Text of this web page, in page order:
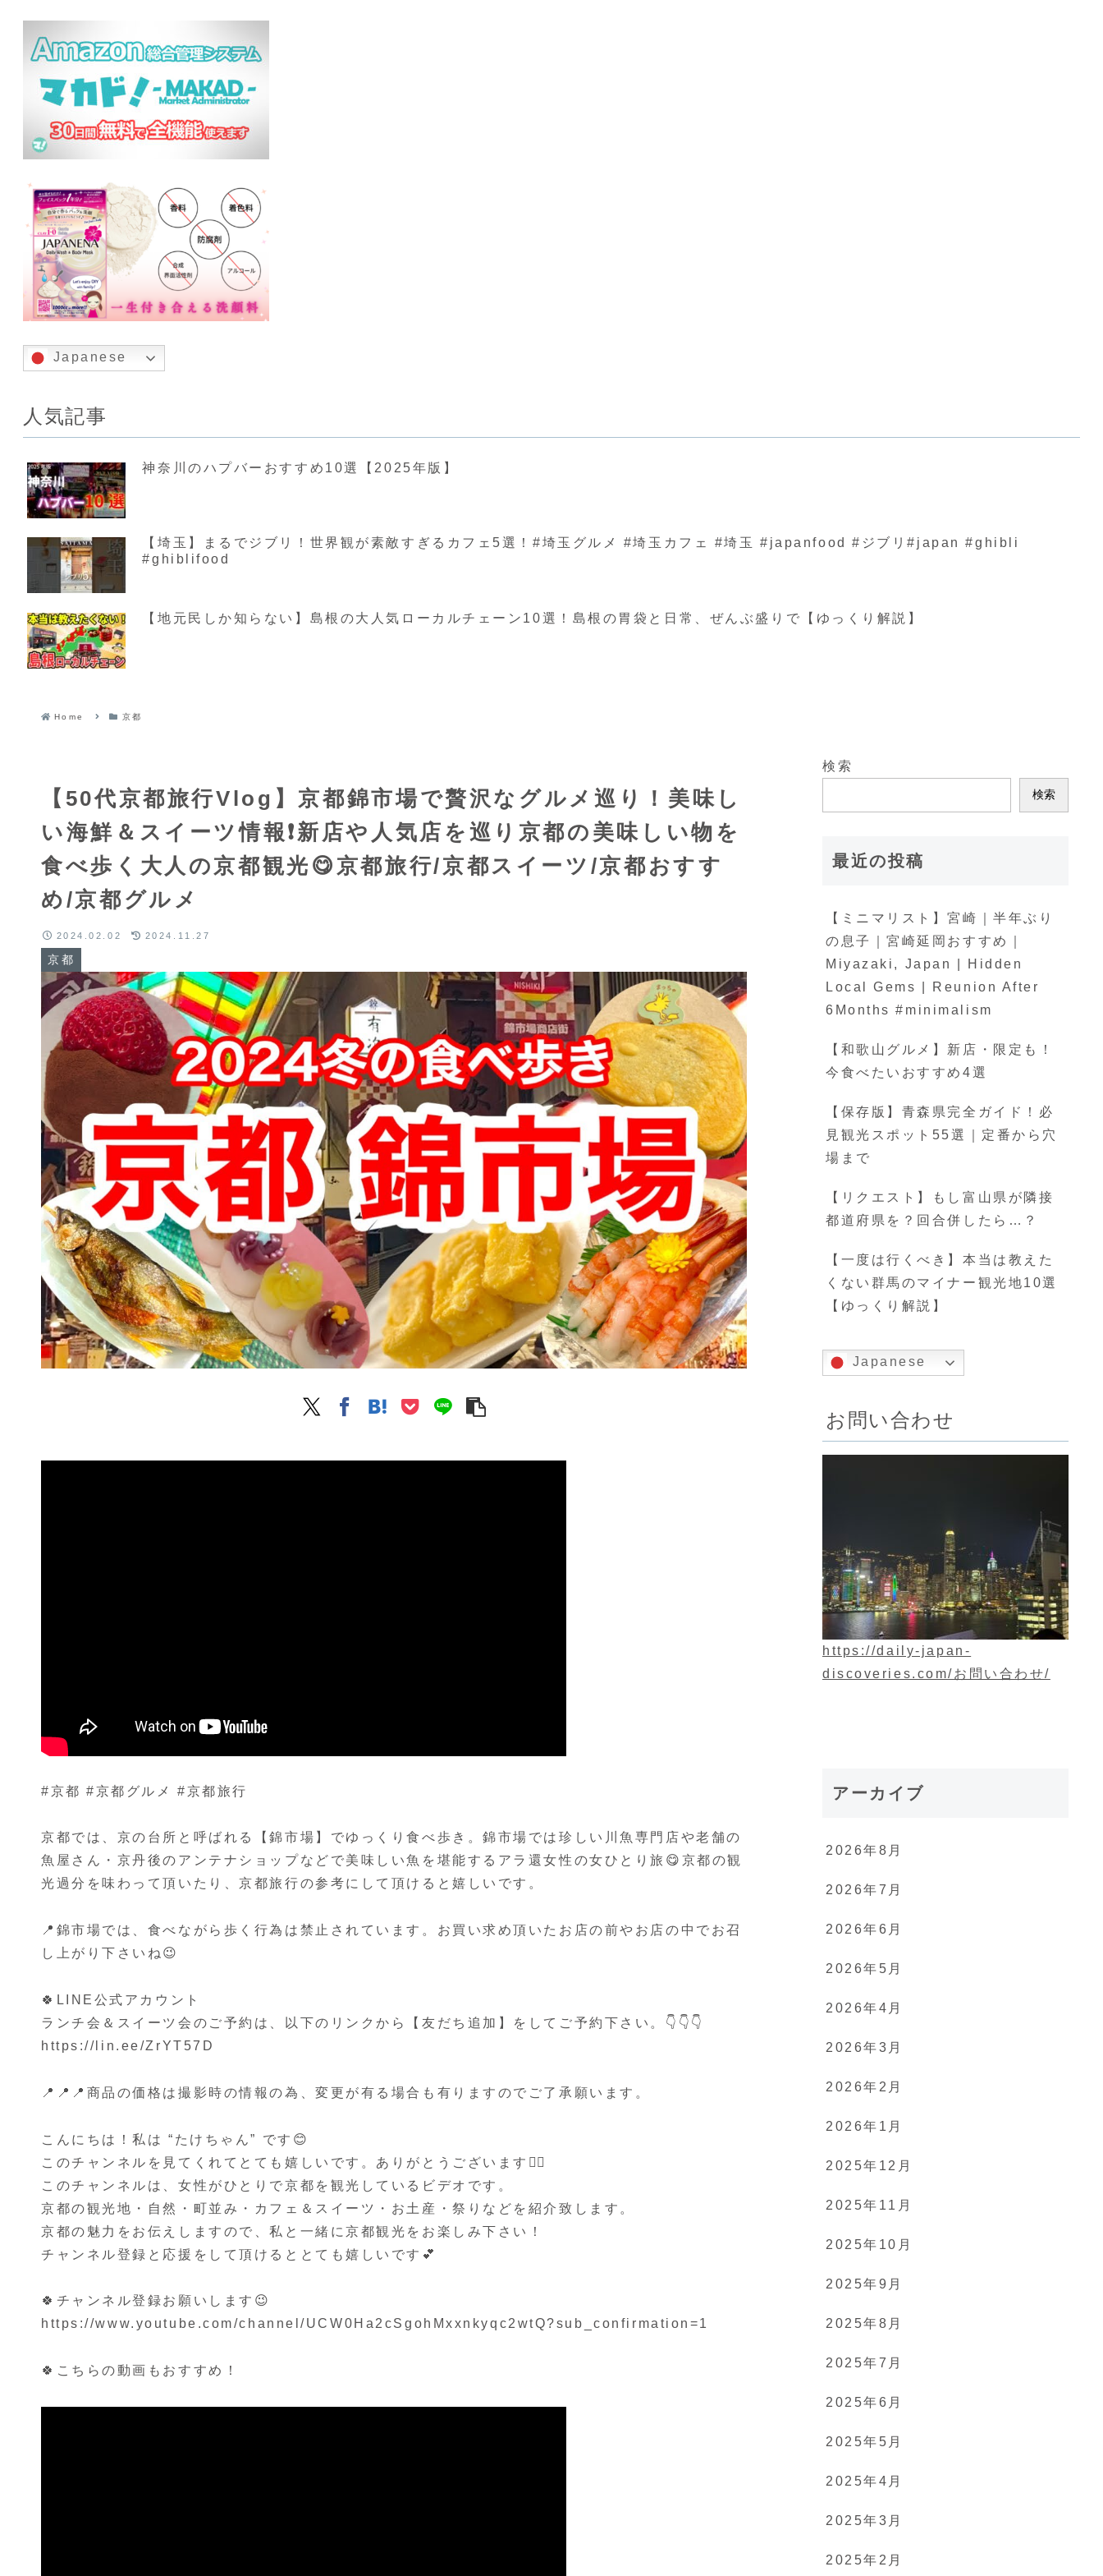
Japanese
人気記事
神奈川のハプバーおすすめ10選【2025年版】
【埼玉】まるでジブリ！世界観が素敵すぎるカフェ5選！#埼玉グルメ #埼玉カフェ #埼玉 #japanfood #ジブリ#japan #ghibli
#ghiblifood
【地元民しか知らない】島根の大人気ローカルチェーン10選！島根の胃袋と日常、ぜんぶ盛りで【ゆっくり解説】
Home 京都
【50代京都旅行Vlog】京都錦市場で贅沢なグルメ巡り！美味し
い海鮮＆スイーツ情報❗新店や人気店を巡り京都の美味しい物を
食べ歩く大人の京都観光😋京都旅行/京都スイーツ/京都おすす
め/京都グルメ
京都
2024.02.02 2024.11.27
#京都 #京都グルメ #京都旅行
京都では、京の台所と呼ばれる【錦市場】でゆっくり食べ歩き。錦市場では珍しい川魚専門店や老舗の
魚屋さん・京丹後のアンテナショップなどで美味しい魚を堪能するアラ還女性の女ひとり旅😋京都の観
光過分を味わって頂いたり、京都旅行の参考にして頂けると嬉しいです。
📍錦市場では、食べながら歩く行為は禁止されています。お買い求め頂いたお店の前やお店の中でお召
し上がり下さいね😉
🍀LINE公式アカウント
ランチ会＆スイーツ会のご予約は、以下のリンクから【友だち追加】をしてご予約下さい。👇👇👇
https://lin.ee/ZrYT57D
📍📍📍商品の価格は撮影時の情報の為、変更が有る場合も有りますのでご了承願います。
こんにちは！私は “たけちゃん” です😊
このチャンネルを見てくれてとても嬉しいです。ありがとうございます🙇‍♀️
このチャンネルは、女性がひとりで京都を観光しているビデオです。
京都の観光地・自然・町並み・カフェ＆スイーツ・お土産・祭りなどを紹介致します。
京都の魅力をお伝えしますので、私と一緒に京都観光をお楽しみ下さい！
チャンネル登録と応援をして頂けるととても嬉しいです💕
🍀チャンネル登録お願いします😉
https://www.youtube.com/channel/UCW0Ha2cSgohMxxnkyqc2wtQ?sub_confirmation=1
🍀こちらの動画もおすすめ！
検索
検索
最近の投稿
【ミニマリスト】宮崎｜半年ぶり
の息子｜宮崎延岡おすすめ｜
Miyazaki, Japan | Hidden
Local Gems | Reunion After
6Months #minimalism
【和歌山グルメ】新店・限定も！
今食べたいおすすめ4選
【保存版】青森県完全ガイド！必
見観光スポット55選｜定番から穴
場まで
【リクエスト】もし富山県が隣接
都道府県を？回合併したら…？
【一度は行くべき】本当は教えた
くない群馬のマイナー観光地10選
【ゆっくり解説】
Japanese
お問い合わせ
https://daily-japan-
discoveries.com/お問い合わせ/
アーカイブ
2026年8月
2026年7月
2026年6月
2026年5月
2026年4月
2026年3月
2026年2月
2026年1月
2025年12月
2025年11月
2025年10月
2025年9月
2025年8月
2025年7月
2025年6月
2025年5月
2025年4月
2025年3月
2025年2月